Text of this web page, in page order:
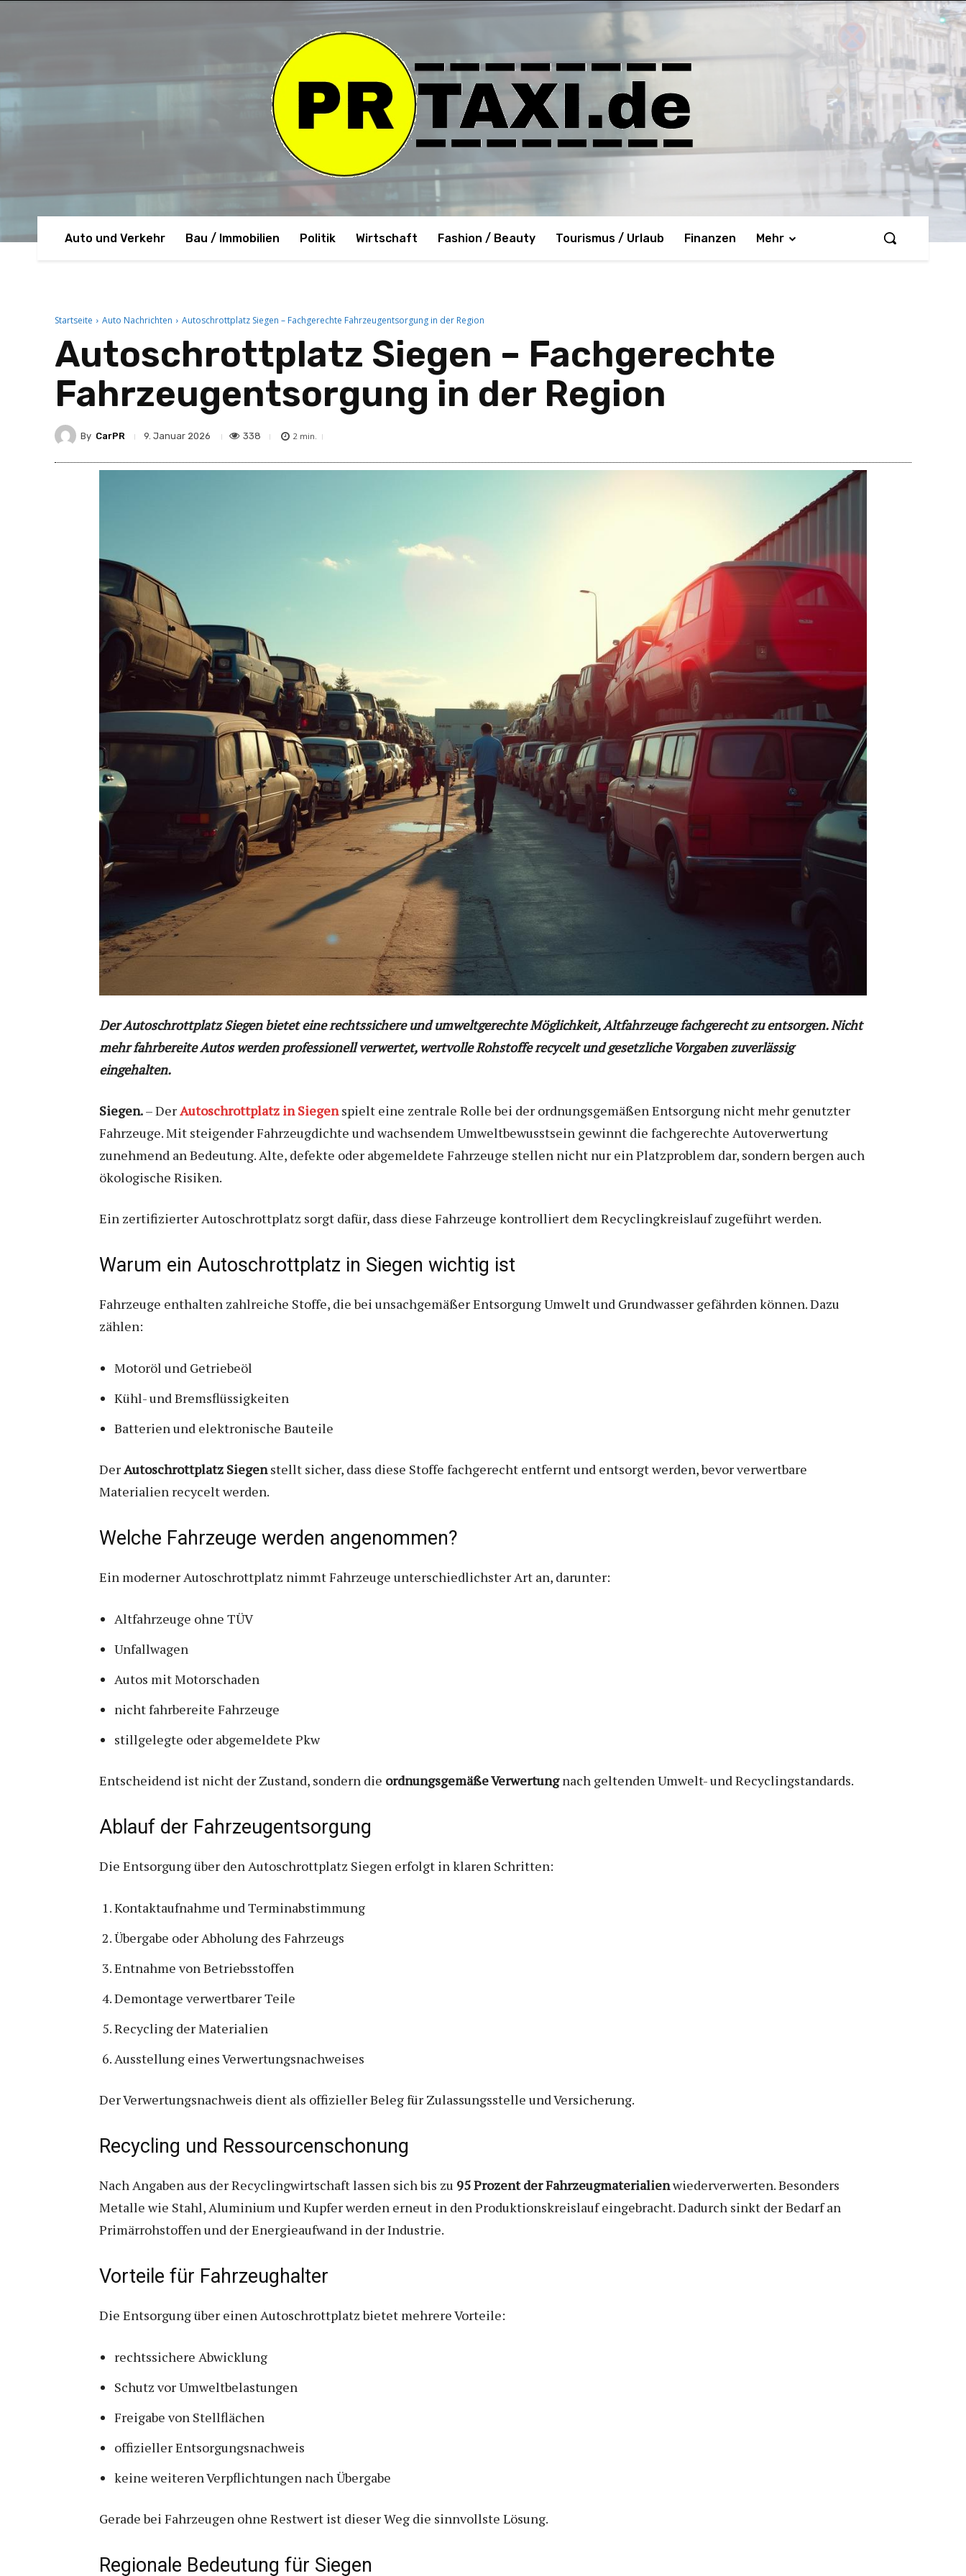
Auto und Verkehr Bau / Immobilien Politik Wirtschaft Fashion / Beauty Tourismus / Urlaub Finanzen Mehr
Startseite Auto Nachrichten Autoschrottplatz Siegen – Fachgerechte Fahrzeugentsorgung in der Region
Autoschrottplatz Siegen – Fachgerechte
Fahrzeugentsorgung in der Region
By CarPR 9. Januar 2026 338 2 min.
Der Autoschrottplatz Siegen bietet eine rechtssichere und umweltgerechte Möglichkeit, Altfahrzeuge fachgerecht zu entsorgen. Nicht
mehr fahrbereite Autos werden professionell verwertet, wertvolle Rohstoffe recycelt und gesetzliche Vorgaben zuverlässig
eingehalten.
Siegen.– DerAutoschrottplatz in Siegenspielt eine zentrale Rolle bei der ordnungsgemäßen Entsorgung nicht mehr genutzter
Fahrzeuge. Mit steigender Fahrzeugdichte und wachsendem Umweltbewusstsein gewinnt die fachgerechte Autoverwertung
zunehmend an Bedeutung. Alte, defekte oder abgemeldete Fahrzeuge stellen nicht nur ein Platzproblem dar, sondern bergen auch
ökologische Risiken.
Ein zertifizierter Autoschrottplatz sorgt dafür, dass diese Fahrzeuge kontrolliert dem Recyclingkreislauf zugeführt werden.
Warum ein Autoschrottplatz in Siegen wichtig ist
Fahrzeuge enthalten zahlreiche Stoffe, die bei unsachgemäßer Entsorgung Umwelt und Grundwasser gefährden können. Dazu
zählen:
Motoröl und Getriebeöl
Kühl- und Bremsflüssigkeiten
Batterien und elektronische Bauteile
DerAutoschrottplatz Siegenstellt sicher, dass diese Stoffe fachgerecht entfernt und entsorgt werden, bevor verwertbare
Materialien recycelt werden.
Welche Fahrzeuge werden angenommen?
Ein moderner Autoschrottplatz nimmt Fahrzeuge unterschiedlichster Art an, darunter:
Altfahrzeuge ohne TÜV
Unfallwagen
Autos mit Motorschaden
nicht fahrbereite Fahrzeuge
stillgelegte oder abgemeldete Pkw
Entscheidend ist nicht der Zustand, sondern die ordnungsgemäße Verwertungnach geltenden Umwelt- und Recyclingstandards.
Ablauf der Fahrzeugentsorgung
Die Entsorgung über den Autoschrottplatz Siegen erfolgt in klaren Schritten:
Kontaktaufnahme und Terminabstimmung
Übergabe oder Abholung des Fahrzeugs
Entnahme von Betriebsstoffen
Demontage verwertbarer Teile
Recycling der Materialien
Ausstellung eines Verwertungsnachweises
Der Verwertungsnachweis dient als offizieller Beleg für Zulassungsstelle und Versicherung.
Recycling und Ressourcenschonung
Nach Angaben aus der Recyclingwirtschaft lassen sich bis zu 95 Prozent der Fahrzeugmaterialienwiederverwerten. Besonders
Metalle wie Stahl, Aluminium und Kupfer werden erneut in den Produktionskreislauf eingebracht. Dadurch sinkt der Bedarf an
Primärrohstoffen und der Energieaufwand in der Industrie.
Vorteile für Fahrzeughalter
Die Entsorgung über einen Autoschrottplatz bietet mehrere Vorteile:
rechtssichere Abwicklung
Schutz vor Umweltbelastungen
Freigabe von Stellflächen
offizieller Entsorgungsnachweis
keine weiteren Verpflichtungen nach Übergabe
Gerade bei Fahrzeugen ohne Restwert ist dieser Weg die sinnvollste Lösung.
Regionale Bedeutung für Siegen